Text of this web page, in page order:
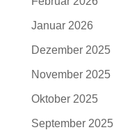
Januar 2026
Dezember 2025
November 2025
Oktober 2025
September 2025